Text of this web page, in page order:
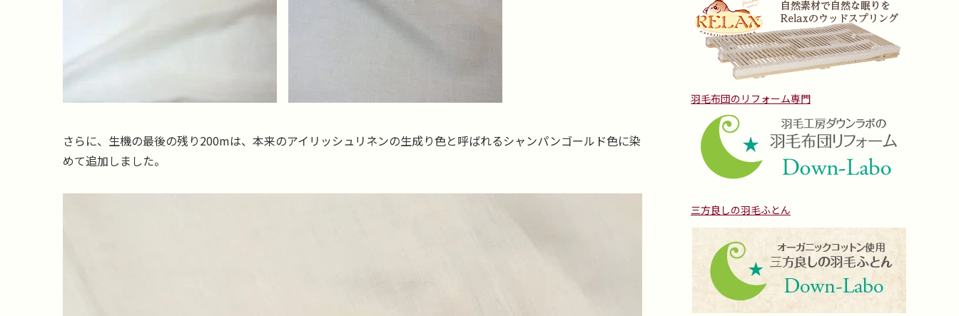
さらに、生機の最後の残り200mは、本来のアイリッシュリネンの生成り色と呼ばれるシャンパンゴールド色に染
めて追加しました。
羽毛布団のリフォーム専門
三方良しの羽毛ふとん